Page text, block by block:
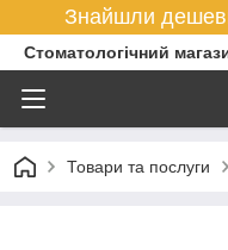
Знайшли
Стоматологічний
Товари та послуги